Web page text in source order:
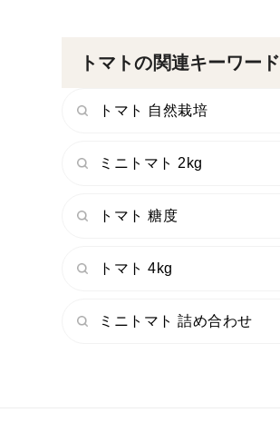
トマトの関連キーワード
トマト 自然栽培
ミニトマト 2kg
トマト 糖度
トマト 4kg
ミニトマト 詰め合わせ